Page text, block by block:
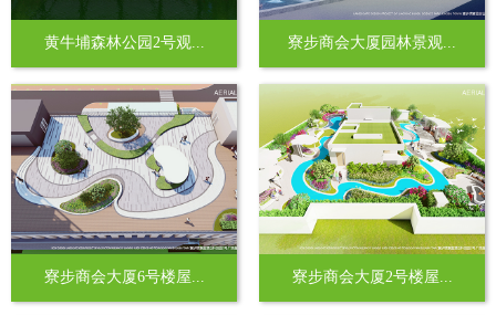
黄牛埔森林公园2号观... 寮步商会大厦园林景观...
寮步商会大厦6号楼屋... 寮步商会大厦2号楼屋...